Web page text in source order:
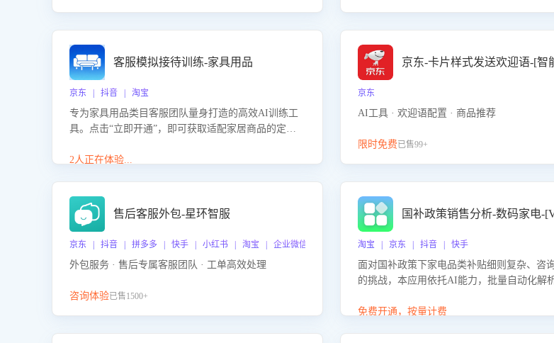
客服模拟接待训练-家具用品
京东 | 抖音 | 淘宝
专为家具用品类目客服团队量身打造的高效AI训练工
具。点击“立即开通”，即可获取适配家居商品的定制
客服在家具用品功能、尺寸参数咨询等高频场景下的
2人正在体验...
京东
AI工具 · 欢迎语配置 · 商品推荐
限时免费已售99+
售后客服外包-星环智服
京东 | 抖音 | 拼多多 | 快手 | 小红书 | 淘宝 | 企业微信
外包服务 · 售后专属客服团队 · 工单高效处理
咨询体验已售1500+
国补政策销售分析-数码家电-
淘宝 | 京东 | 抖音 | 快手
面对国补政策下家电品类补贴细则复杂、咨
的挑战，本应用依托AI能力，批量自动化解
政策的关注焦点与购买意向，深度洞察决策动
免费开通，按量计费